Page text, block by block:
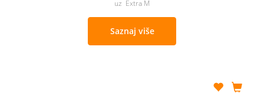
uz Extra M
Saznaj više